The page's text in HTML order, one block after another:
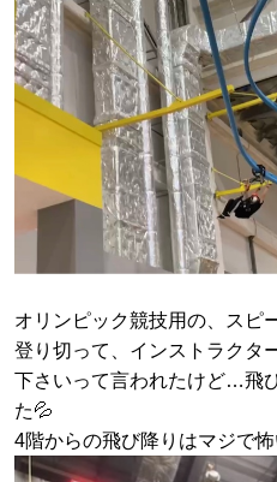
オリンピック競技用の、スピ
登り切って、インストラクタ
下さいって言われたけど…飛
た💦
4階からの飛び降りはマジで